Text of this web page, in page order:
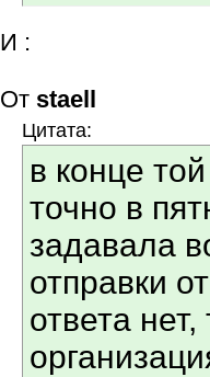
И :
От staell
Цитата:
в конце
точно в
задавала
отправки
ответа